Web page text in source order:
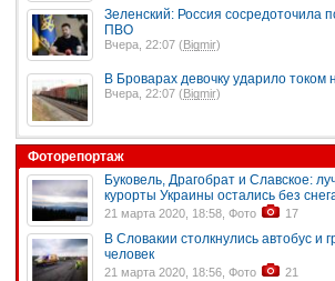
Зеленский: Россия сосредоточила
ПВО
Вчера, 22:07 (Bigmir)
В Броварах девочку ударило
Вчера, 22:07 (Bigmir)
Фоторепортаж
Буковель, Драгобрат и Славское:
курорты Украины остались без
21 марта 2020, 18:58, Фото 17
В Словакии столкнулись автобус и
человек
21 марта 2020, 18:56, Фото 21